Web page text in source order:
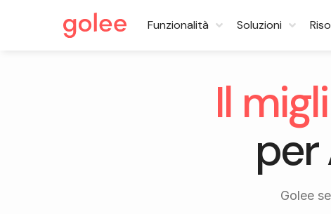
Funzionalità Soluzioni
Il
per
Golee